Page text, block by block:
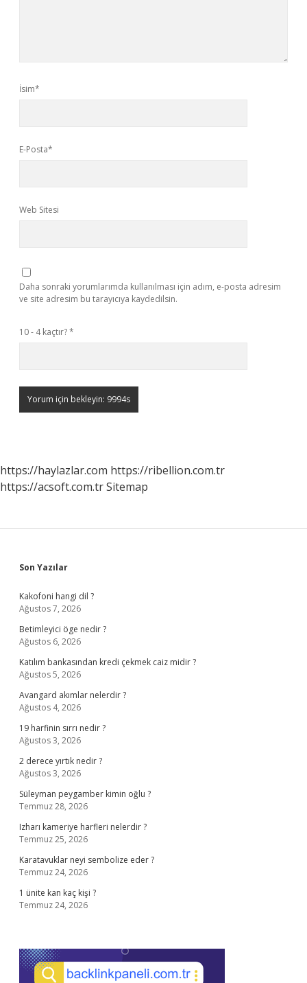
İsim*
E-Posta*
Web Sitesi
Daha sonraki yorumlarımda kullanılması için adım, e-posta adresim
ve site adresim bu tarayıcıya kaydedilsin.
10 - 4 kaçtır?*
https://haylazlar.com https://ribellion.com.tr
https://acsoft.com.trSitemap
Sidebar
Son Yazılar
Kakofoni hangi dil ?
Ağustos 7, 2026
Betimleyici öge nedir ?
Ağustos 6, 2026
Katılım bankasından kredi çekmek caiz midir ?
Ağustos 5, 2026
Avangard akımlar nelerdir ?
Ağustos 4, 2026
19 harfinin sırrı nedir ?
Ağustos 3, 2026
2 derece yırtık nedir ?
Ağustos 3, 2026
Süleyman peygamber kimin oğlu ?
Temmuz 28, 2026
Izharı kameriye harfleri nelerdir ?
Temmuz 25, 2026
Karatavuklar neyi sembolize eder ?
Temmuz 24, 2026
1 ünite kan kaç kişi ?
Temmuz 24, 2026